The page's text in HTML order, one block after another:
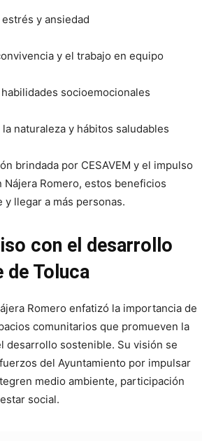
y ansiedad
y el trabajo en equipo
socioemocionales
naturaleza y hábitos saludables
brindada por CESAVEM y el impulso
Nájera Romero, estos beneficios
y llegar a más personas.
con el desarrollo
de Toluca
Romero enfatizó la importancia de
comunitarios que promueven la
desarrollo sostenible. Su visión se
del Ayuntamiento por impulsar
medio ambiente, participación
social.